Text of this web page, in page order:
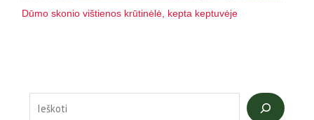
Dūmo skonio vištienos krūtinėlė, kepta keptuvėje